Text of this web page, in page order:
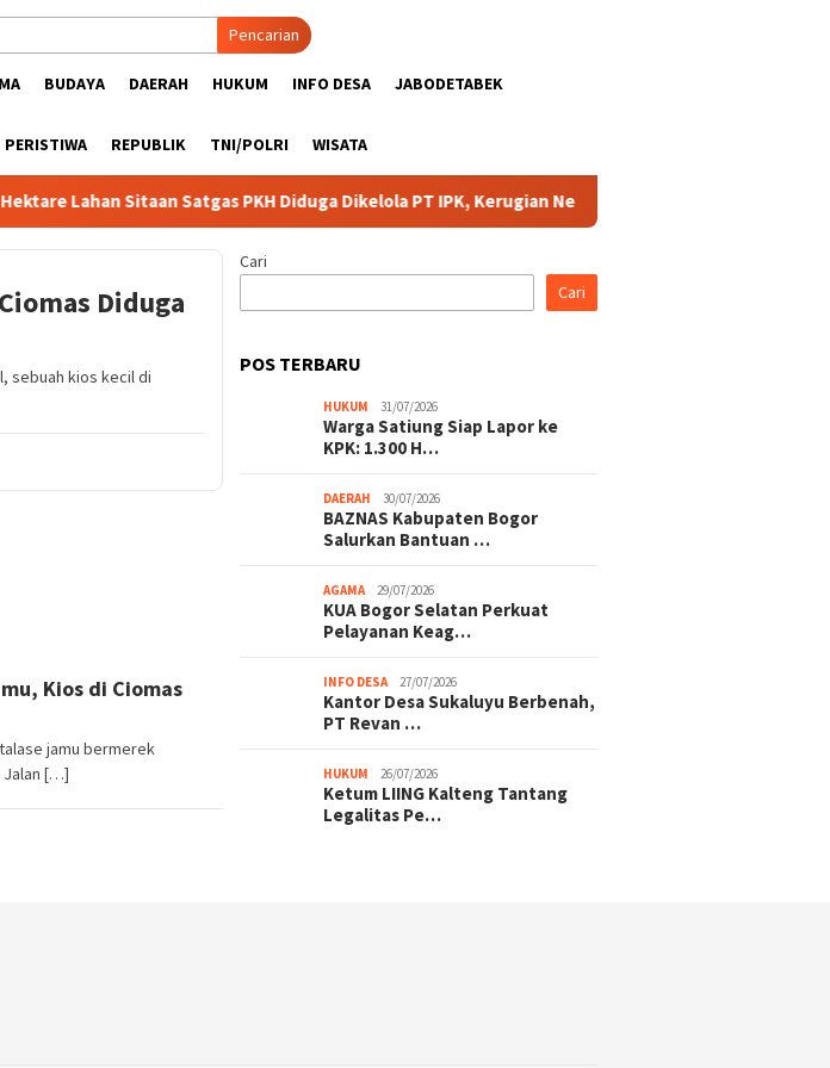
Pencarian
BUDAYA DAERAH HUKUM INFO DESA JABODETABEK
PERISTIWA REPUBLIK TNI/POLRI WISATA
Lahan Sitaan Satgas PKH Diduga Dikelola PT IPK, Kerugian Negara Terancam
Diduga
sebuah kios kecil di
Kios di Ciomas
jamu bermerek
Jalan […]
Cari
Cari
POS TERBARU
HUKUM 31/07/2026
Warga Satiung Siap Lapor ke
KPK: 1.300 H…
DAERAH 30/07/2026
BAZNAS Kabupaten Bogor
Salurkan Bantuan …
AGAMA 29/07/2026
KUA Bogor Selatan Perkuat
Pelayanan Keag…
INFO DESA 27/07/2026
Kantor Desa Sukaluyu Berbenah,
PT Revan …
HUKUM 26/07/2026
Ketum LIING Kalteng Tantang
Legalitas Pe…